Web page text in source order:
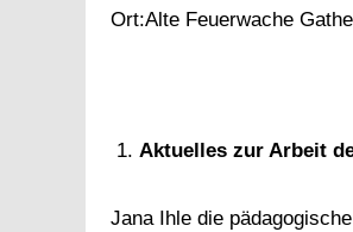
Ort:Alte Feuerwache
Aktuelles zur Arbeit
Jana Ihle die